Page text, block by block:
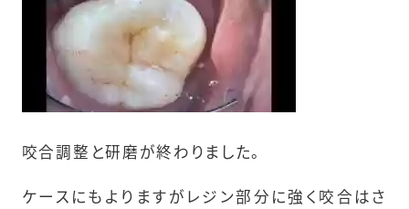
咬合調整と研磨が終わりました。
ケースにもよりますがレジン部分に強く咬合はさ